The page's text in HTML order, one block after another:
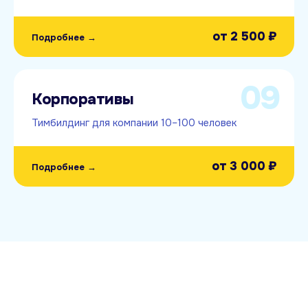
Подробнее → от 2 500 ₽
09
Корпоративы
Тимбилдинг для компании 10–100 человек
Подробнее → от3 000 ₽